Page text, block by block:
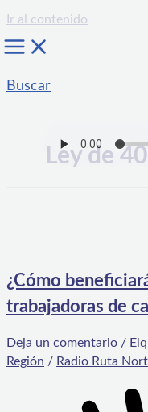
Ir al contenido
Buscar
Ley de
¿Cómo
trabajadoras de
Deja un comentario /
Región / Radio Ruta